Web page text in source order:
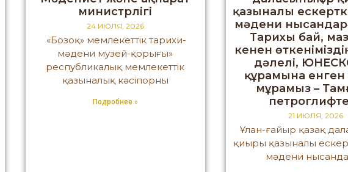
министрлігі
24 ИЮЛЯ, 2026
«Бозоқ» мемлекеттік тарихи-
мәдени музей-қорығы»
республикалық мемлекеттік
қазыналық кәсіпорны
Подробнее »
қазыналы
мәдени
Тарихы бай,
кенен
дәлелі,
құрамына енген
мұрамыз –
21 ИЮЛЯ, 2026
Ұлан-ғайыр қазақ
қиыры қазыналы
мәдени